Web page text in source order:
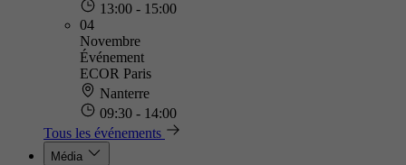
13:00 - 15:00
04
Novembre
Événement
ECOR Paris
Nanterre
09:30 - 14:00
Tous les événements
Média